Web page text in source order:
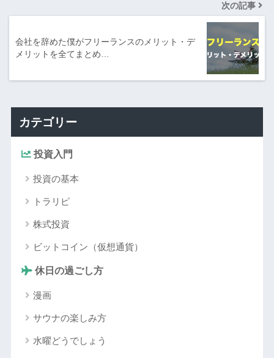
次の記事
会社を辞めた僕がフリーランスのメリット・デ
メリットを全てまとめ…
カテゴリー
投資入門
投資の基本
トラリピ
株式投資
ビットコイン（仮想通貨）
休日の過ごし方
漫画
サウナの楽しみ方
水曜どうでしょう